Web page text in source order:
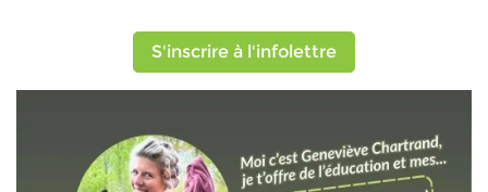
S'inscrire à l'infolettre